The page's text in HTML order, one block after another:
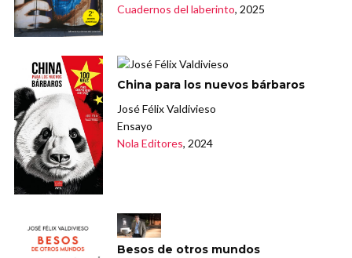
Cuadernos del laberinto, 2025
China para los nuevos bárbaros
José Félix Valdivieso
Ensayo
Nola Editores, 2024
Besos de otros mundos